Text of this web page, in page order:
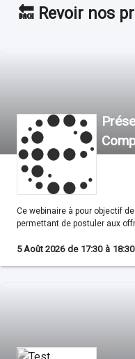
🔙 Revoir nos
Ce webinaire à pour objectif
permettant de postuler aux offres
fonctionnalités et nous
5 Août 2026 de 17:30 à 18:30